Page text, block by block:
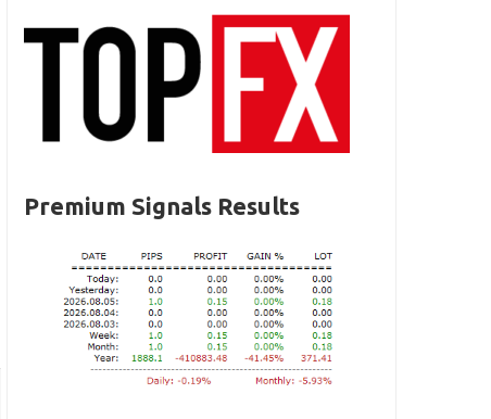
Premium Signals Results